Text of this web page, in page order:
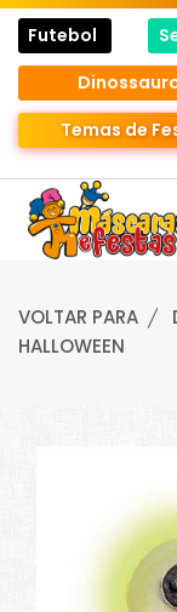
Futebol
Temas de
VOLTAR PARA
HALLOWEEN